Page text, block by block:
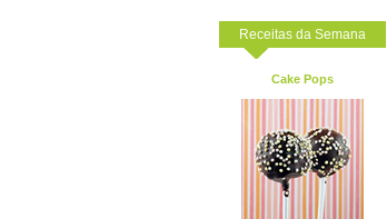
Receitas da Semana
Cake Pops